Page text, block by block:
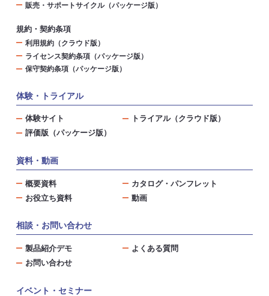
販売・サポートサイクル（パッケージ版）
規約・契約条項
利用規約（クラウド版）
ライセンス契約条項（パッケージ版）
保守契約条項（パッケージ版）
体験・トライアル
体験サイト
トライアル（クラウド版）
評価版（パッケージ版）
資料・動画
概要資料
カタログ・パンフレット
お役立ち資料
動画
相談・お問い合わせ
製品紹介デモ
よくある質問
お問い合わせ
イベント・セミナー